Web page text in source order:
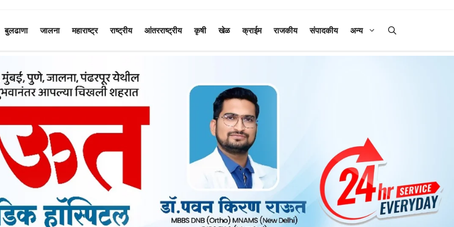
बुलढाणा जालना महाराष्ट्र राष्ट्रीय आंतरराष्ट्रीय कृषी खेळ क्राईम राजकीय संपादकीय अन्य